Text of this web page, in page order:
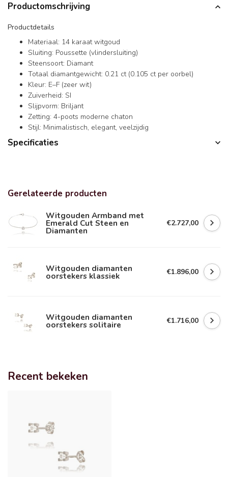
Productomschrijving
Productdetails
Materiaal: 14 karaat witgoud
Sluiting: Poussette (vlindersluiting)
Steensoort: Diamant
Totaal diamantgewicht: 0.21 ct (0.105 ct per oorbel)
Kleur: E–F (zeer wit)
Zuiverheid: SI
Slijpvorm: Briljant
Zetting: 4-poots moderne chaton
Stijl: Minimalistisch, elegant, veelzijdig
Specificaties
Gerelateerde producten
Witgouden Armband met
Emerald Cut Steen en
Diamanten
€2.727,00
Witgouden diamanten
oorstekers klassiek €1.896,00
Witgouden diamanten
oorstekers solitaire €1.716,00
Recent bekeken